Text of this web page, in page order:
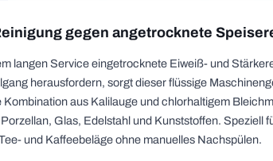
gegen angetrocknete
langen Service eingetrocknete Eiweiß- und
herausfordern, sorgt dieser flüssige
Kombination aus Kalilauge und chlorhaltigem
Glas, Edelstahl und Kunststoffen.
und Kaffeebeläge ohne manuelles Nachspülen.